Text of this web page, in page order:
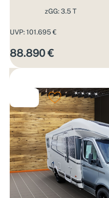
zGG: 3.5 T
UVP: 101.695 €
88.890 €